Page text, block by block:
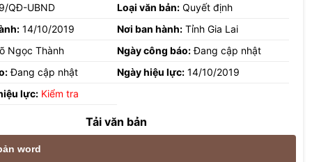
QĐ-UBND Loại văn bản: Quyết định
14/10/2019 Nơi ban hành: Tỉnh Gia Lai
Ngọc Thành Ngày công báo:Đang cập nhật
Đang cập nhật Ngày hiệu lực: 14/10/2019
lực: Kiểm tra
Tải văn bản
word